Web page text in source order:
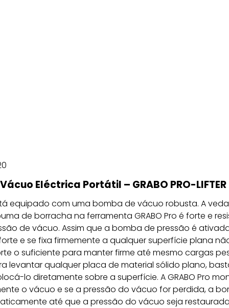
Eléctrica Portátil – GRABO PRO-LIFTER
equipado com uma bomba de vácuo robusta. A
de borracha na ferramenta GRABO Pro é forte e
de vácuo. Assim que a bomba de pressão é
e se fixa firmemente a qualquer superfície plana
o suficiente para manter firme até mesmo cargas
levantar qualquer placa de material sólido plano,
lo diretamente sobre a superfície. A GRABO Pro
o vácuo e se a pressão do vácuo for perdida, a
até que a pressão do vácuo seja